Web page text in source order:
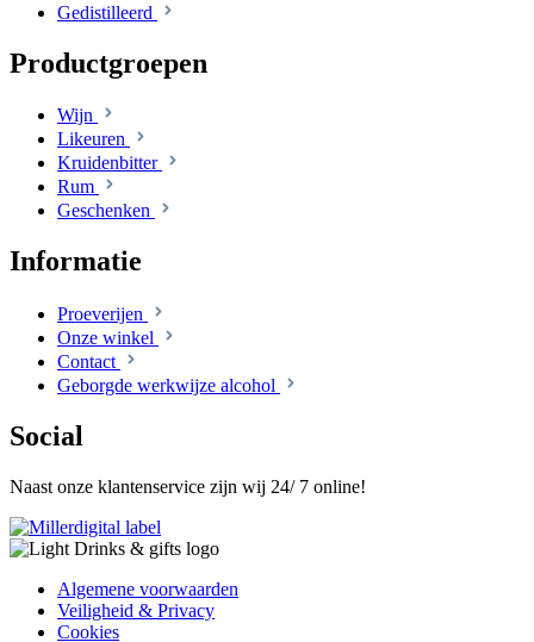
Gedistilleerd
Productgroepen
Wijn
Likeuren
Kruidenbitter
Rum
Geschenken
Informatie
Proeverijen
Onze winkel
Contact
Geborgde werkwijze alcohol
Social
Naast onze klantenservice zijn wij 24/ 7 online!
Algemene voorwaarden
Veiligheid & Privacy
Cookies